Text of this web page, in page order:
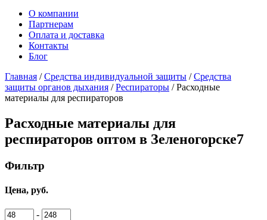
О компании
Партнерам
Оплата и доставка
Контакты
Блог
Главная /Средства индивидуальной защиты /Средства
защиты органов дыхания /Респираторы / Расходные
материалы для респираторов
Расходные материалы для
респираторов оптом в Зеленогорске7
Фильтр
Цена, руб.
-